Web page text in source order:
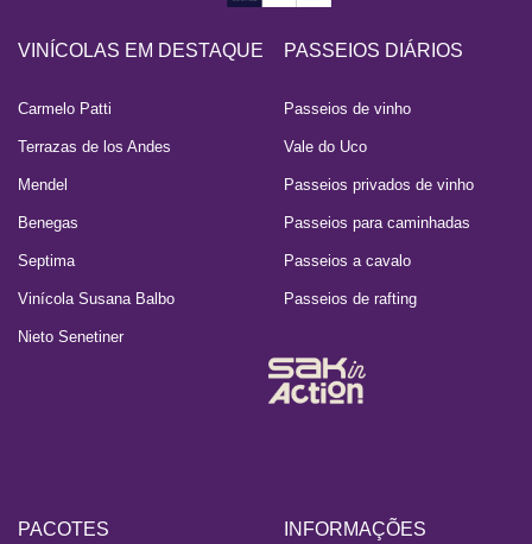
VINÍCOLAS EM DESTAQUE
Carmelo Patti
Terrazas de los Andes
Mendel
Benegas
Septima
Vinícola Susana Balbo
Nieto Senetiner
PASSEIOS DIÁRIOS
Passeios de vinho
Vale do Uco
Passeios privados de vinho
Passeios para caminhadas
Passeios a cavalo
Passeios de rafting
PACOTES INFORMAÇÕES